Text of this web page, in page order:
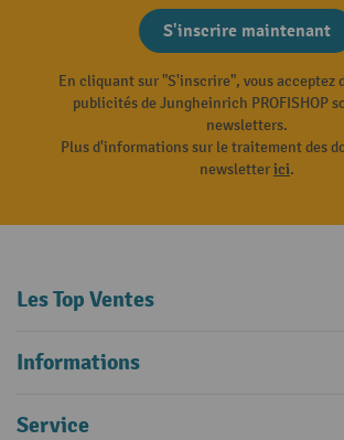
S'inscrire maintenant
En cliquant sur "S'inscrire", vous acceptez
publicités de Jungheinrich PROFISHOP
newsletters.
Plus d'informations sur le traitement des
newsletterici.
Les Top Ventes
Informations
Service